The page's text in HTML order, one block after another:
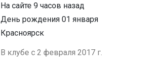
На сайте 9 часов назад
День рождения 01 января
Красноярск
В клубе с 2 февраля 2017 г.